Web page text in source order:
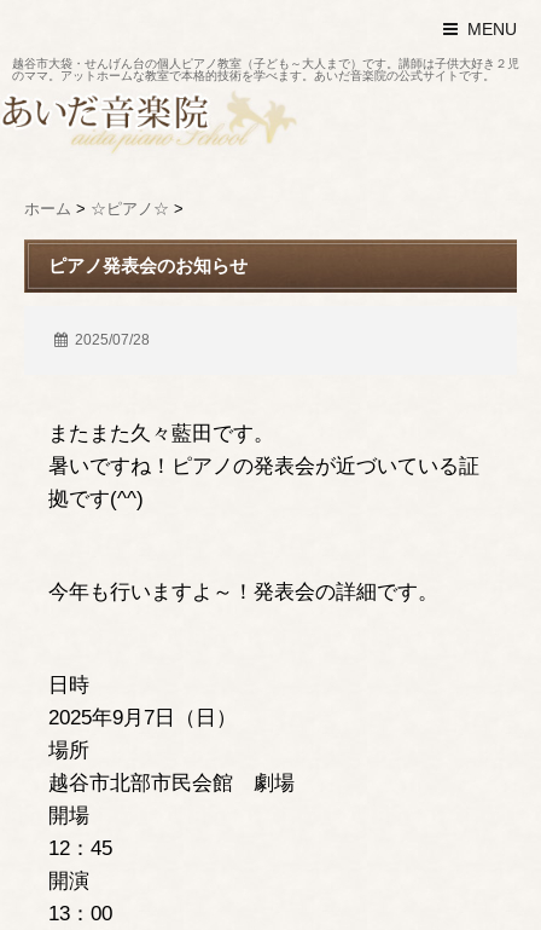
MENU
越谷市大袋・せんげん台の個人ピアノ教室（子ども～大人まで）です。講師は子供大好き２児
のママ。アットホームな教室で本格的技術を学べます。あいだ音楽院の公式サイトです。
ホーム > ☆ピアノ☆ >
ピアノ発表会のお知らせ
2025/07/28
またまた久々藍田です。
暑いですね！ピアノの発表会が近づいている証
拠です(^^)
今年も行いますよ～！発表会の詳細です。
日時
2025年9月7日（日）
場所
越谷市北部市民会館 劇場
開場
12：45
開演
13：00